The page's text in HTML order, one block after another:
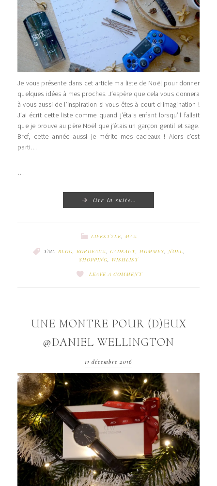
Je vous présente dans cet article ma liste de Noël pour donner
quelques idées à mes proches. J’espère que cela vous donnera
à vous aussi de l’inspiration si vous êtes à court d’imagination !
J’ai écrit cette liste comme quand j’étais enfant lorsqu’il fallait
que je prouve au père Noël que j’étais un garçon gentil et sage.
Bref, cette année aussi je mérite mes cadeaux ! Alors c’est
parti…
…
lire la suite…
LIFESTYLE MAX
TAG: BLOG, BORDEAUX, CADEAUX, HOMMES NOEL
SHOPPING, WISHLIST
LEAVE A COMMENT
UNE MONTRE POUR (D)EUX
@DANIEL WELLINGTON
11 décembre 2016